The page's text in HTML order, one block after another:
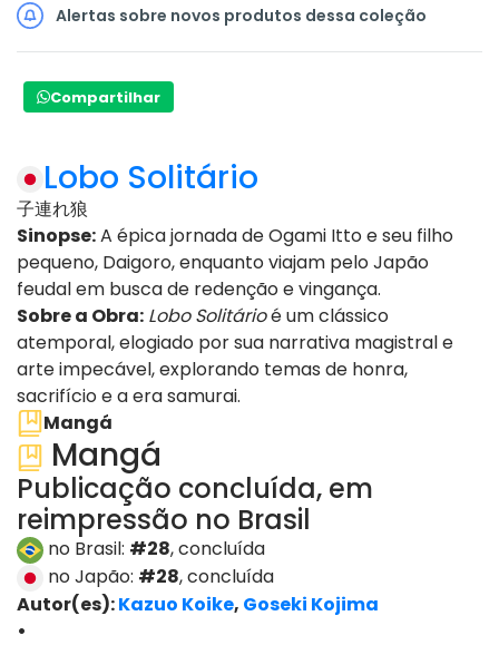
Alertas sobre novos produtos dessa coleção
Compartilhar
Lobo Solitário
子連れ狼
Sinopse:A épica jornada de Ogami Itto e seu filho
pequeno, Daigoro, enquanto viajam pelo Japão
feudal em busca de redenção e vingança.
Sobre a Obra: Lobo Solitárioé um clássico
atemporal, elogiado por sua narrativa magistral e
arte impecável, explorando temas de honra,
sacrifício e a era samurai.
Mangá
Mangá
Publicação concluída, em
reimpressão no Brasil
no Brasil: #28, concluída
no Japão: #28, concluída
Autor(es):Kazuo Koike, Goseki Kojima
•